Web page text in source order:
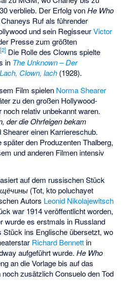
verblieb. Der Erfolg vonHe Who
Ruf als führender
und sein RegisseurVictor
Presse zum größten
[2] Die Rolle des Clowns spielte
in The Unknown – Der
Lach, Clown, lach (1928).
Film spielen Norma Shearer
zu den großen Hollywood-
relativ unbekannt waren.
der die Ohrfeigen bekam
einen Karriereschub.
den Produzenten Thalberg,
und anderen Filmen intensiv
auf dem russischen Stück
(Tot, kto poluchayet
Autors Leonid Nikolajewitsch
war 1914 veröffentlicht worden,
wurde es erstmals in Russland
Stück ins Englische übersetzt, wo
Richard Bennett in
aufgeführt wurde.He Who
an die Vorlage bis auf das
zusätzlich Consuelo den Tod